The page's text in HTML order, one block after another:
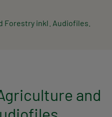
Forestry inkl. Audiofiles.
and